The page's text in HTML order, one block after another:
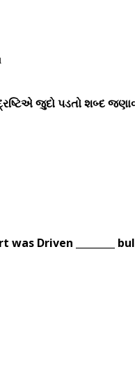
જુદો પડતો શબ્દ
was Driven ________